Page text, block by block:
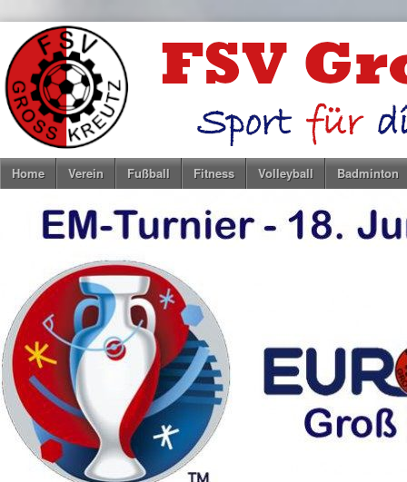
Home Verein Fußball Fitness Volleyball Badminton